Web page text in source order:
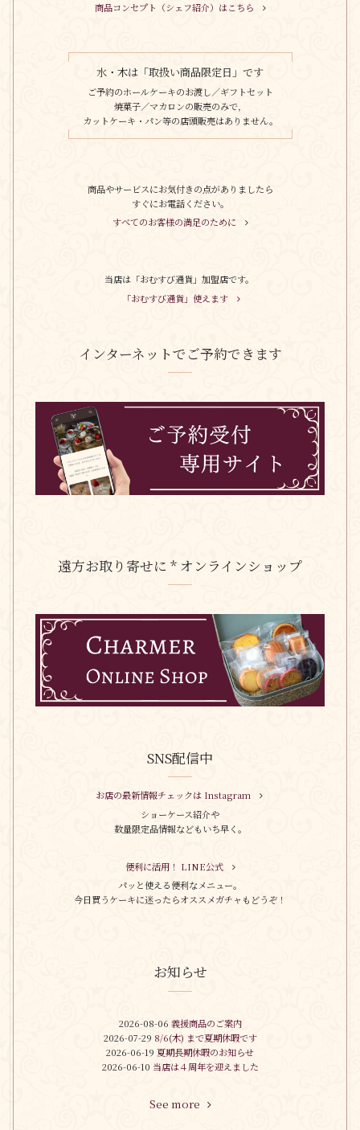
商品コンセプト（シェフ紹介）はこちら
水・木は「取扱い商品限定日」です
ご予約のホールケーキのお渡し／ギフトセット
焼菓子／マカロンの販売のみで，
カットケーキ・パン等の店頭販売はありません。
商品やサービスにお気付きの点がありましたら
すぐにお電話ください。
すべてのお客様の満足のために
当店は「おむすび通貨」加盟店です。
「おむすび通貨」使えます
インターネットでご予約できます
遠方お取り寄せに * オンラインショップ
SNS配信中
お店の最新情報チェックは Instagram
ショーケース紹介や
数量限定品情報などもいち早く。
便利に活用！ LINE公式
パッと使える便利なメニュー。
今日買うケーキに迷ったらオススメガチャもどうぞ！
お知らせ
2026-08-06 義援商品のご案内
2026-07-29 8/6(木) まで夏期休暇です
2026-06-19 夏期長期休暇のお知らせ
2026-06-10 当店は４周年を迎えました
See more